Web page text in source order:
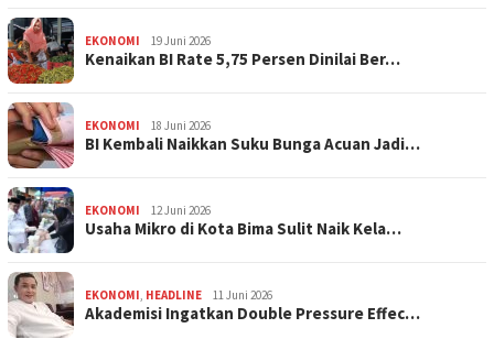
EKONOMI 19 Juni 2026
Kenaikan BI Rate 5,75 Persen Dinilai Ber…
EKONOMI 18 Juni 2026
BI Kembali Naikkan Suku Bunga Acuan Jadi…
EKONOMI 12 Juni 2026
Usaha Mikro di Kota Bima Sulit Naik Kela…
EKONOMI, HEADLINE 11 Juni 2026
Akademisi Ingatkan Double Pressure Effec…